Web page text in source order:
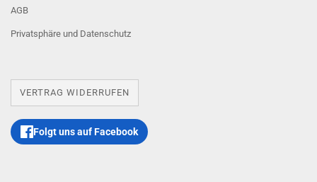
AGB
Privatsphäre und Datenschutz
VERTRAG WIDERRUFEN
Folgt uns auf Facebook